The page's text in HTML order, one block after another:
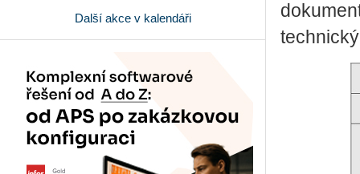
Další akce v kalendáři